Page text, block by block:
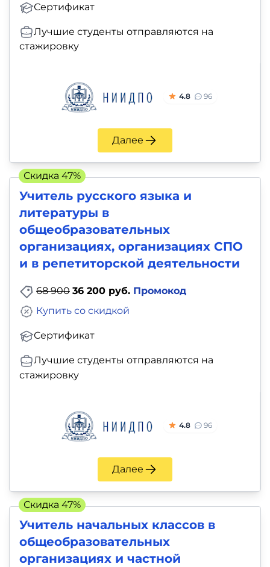
Сертификат
Лучшие студенты отправляются на
стажировку
4.8 96
Далее
Учитель русского языка и
литературы в
общеобразовательных
организациях, организациях СПО
и в репетиторской деятельности
68 900 36 200 руб. Промокод
Сертификат
Купить со скидкой
Лучшие студенты отправляются на
стажировку
4.8 96
Далее
Скидка 47%
Учитель начальных классов в
общеобразовательных
организациях и частной
Скидка 47%